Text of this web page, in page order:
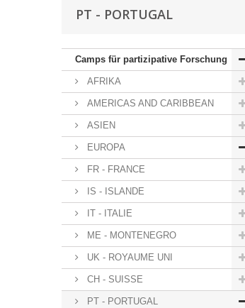
PT - PORTUGAL
Camps für partizipative Forschung
AFRIKA
AMERICAS AND CARIBBEAN
ASIEN
EUROPA
FR - FRANCE
IS - ISLANDE
IT - ITALIE
ME - MONTENEGRO
UK - ROYAUME UNI
CH - SUISSE
PT - PORTUGAL